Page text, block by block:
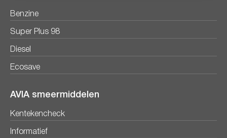
Benzine
Super Plus 98
Diesel
Ecosave
AVIA smeermiddelen
Kentekencheck
Informatief